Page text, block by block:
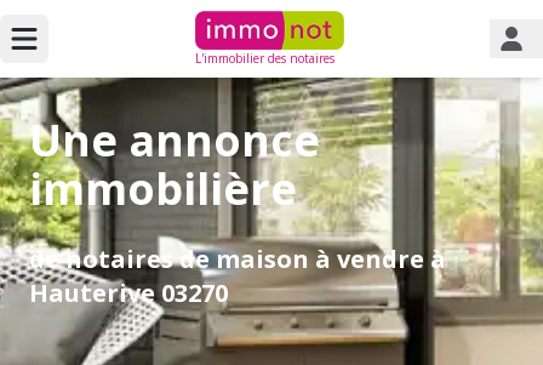
L'immobilier des notaires
Une annonce
immobilière
de notaires de maison à vendre à
Hauterive 03270